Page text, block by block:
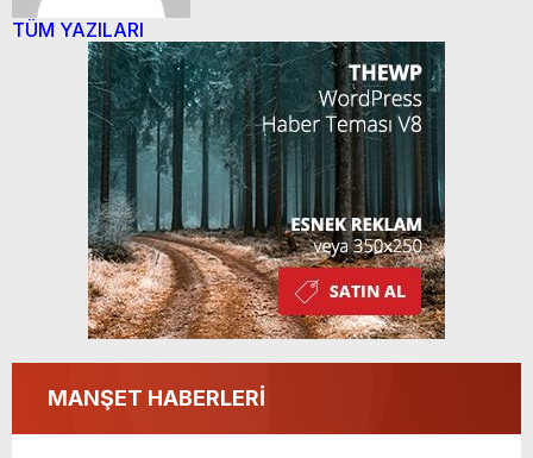
TÜM YAZILARI
MANŞET HABERLERİ